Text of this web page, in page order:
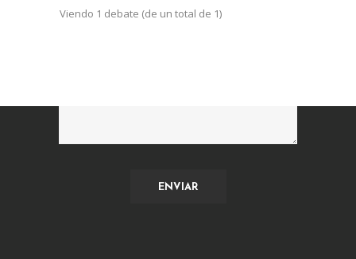
Viendo 1 debate (de un total de 1)